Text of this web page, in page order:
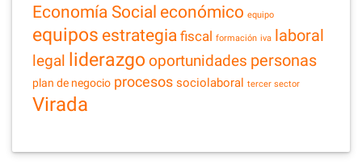
Economía Social económico equipo
equipos estrategia fiscal formación iva laboral
legal liderazgo oportunidades personas
plan de negocio procesos sociolaboral tercer sector
Virada